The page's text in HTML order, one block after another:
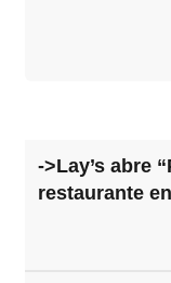
->Lay’s abre
restaurante